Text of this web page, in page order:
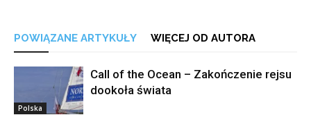
POWIĄZANE ARTYKUŁY WIĘCEJ OD AUTORA
Polska
Call of the Ocean – Zakończenie rejsu
dookoła świata